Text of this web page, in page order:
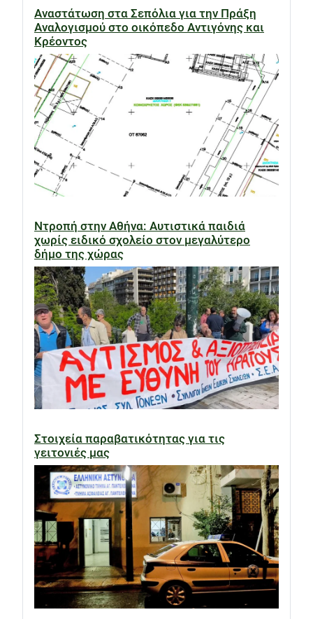
Αναστάτωση στα Σεπόλια για την Πράξη
Αναλογισμού στο οικόπεδο Αντιγόνης και
Κρέοντος
Ντροπή στην Αθήνα: Αυτιστικά παιδιά
χωρίς ειδικό σχολείο στον μεγαλύτερο
δήμο της χώρας
Στοιχεία παραβατικότητας για τις
γειτονιές μας